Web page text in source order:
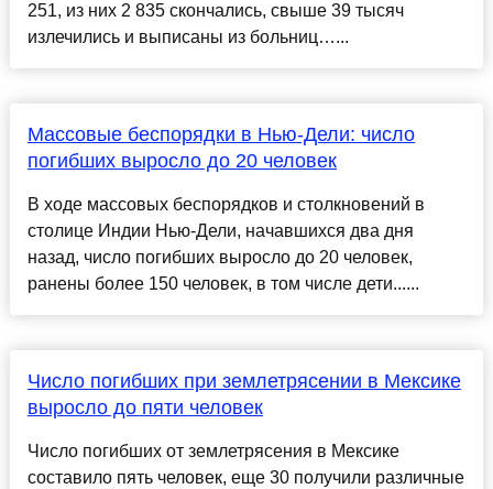
251, из них 2 835 скончались, свыше 39 тысяч
излечились и выписаны из больниц…...
Массовые беспорядки в Нью-Дели: число
погибших выросло до 20 человек
В ходе массовых беспорядков и столкновений в
столице Индии Нью-Дели, начавшихся два дня
назад, число погибших выросло до 20 человек,
ранены более 150 человек, в том числе дети......
Число погибших при землетрясении в Мексике
выросло до пяти человек
Число погибших от землетрясения в Мексике
составило пять человек, еще 30 получили различные